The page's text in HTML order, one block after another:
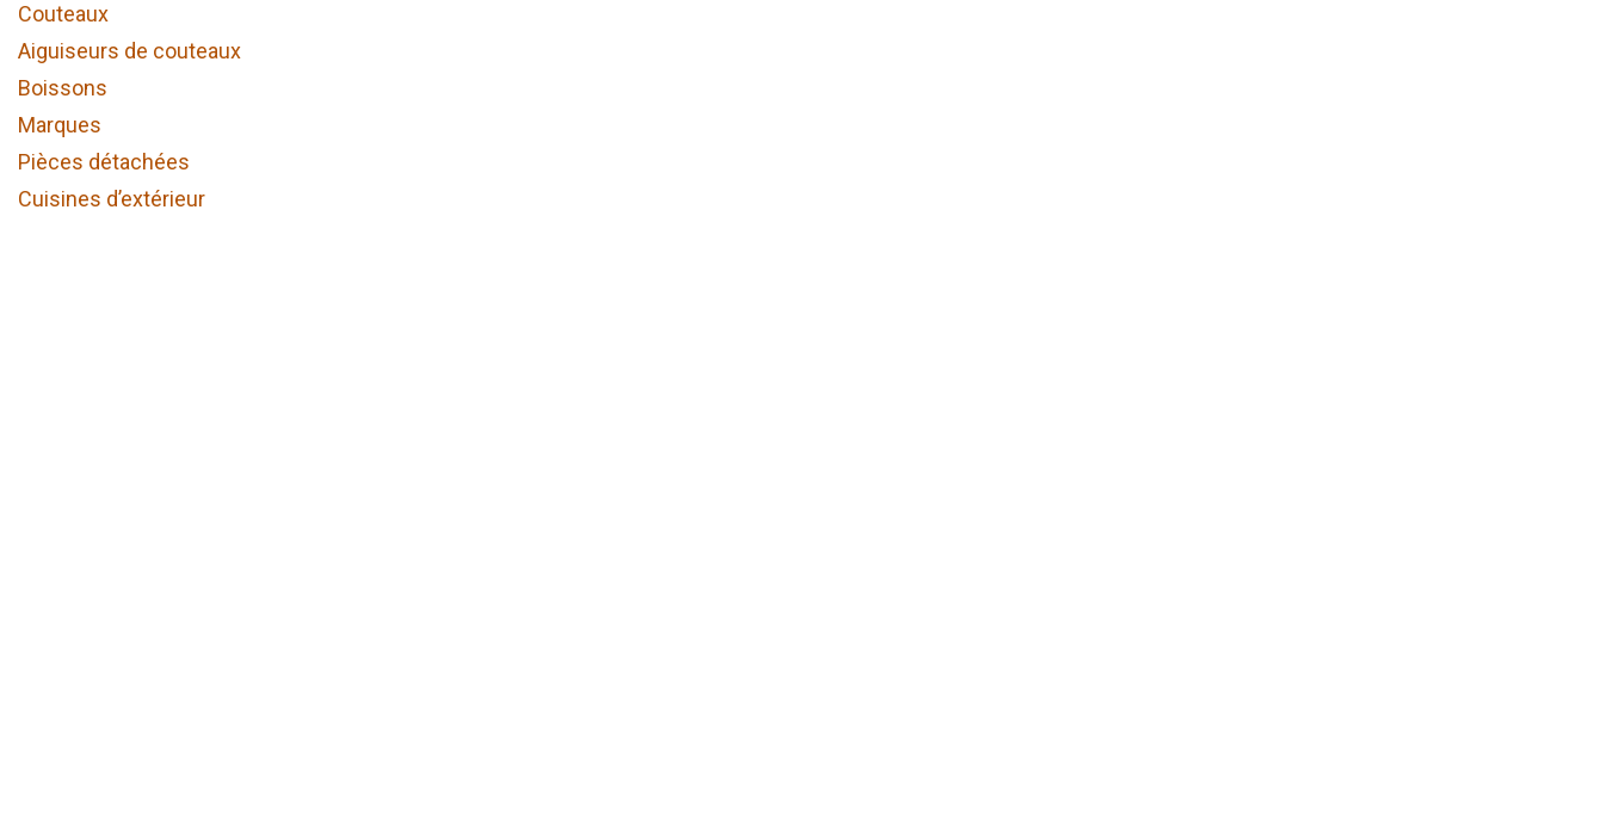
Couteaux
Aiguiseurs de couteaux
Boissons
Marques
Pièces détachées
Cuisines d’extérieur